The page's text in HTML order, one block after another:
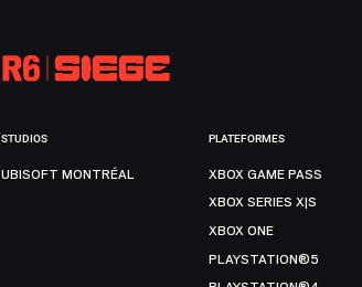
STUDIOS
UBISOFT MONTRÉAL
PLATEFORMES
XBOX GAME PASS
XBOX SERIES X|S
XBOX ONE
PLAYSTATION®5